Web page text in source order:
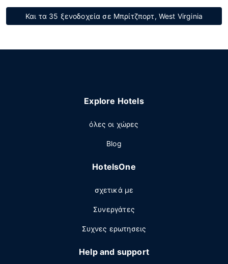
Και τα 35 ξενοδοχεία σε Μπρίτζπορτ, West Virginia
Explore Hotels
όλες οι χώρες
Blog
HotelsOne
σχετικά με
Συνεργάτες
Συχνες ερωτησεις
Help and support